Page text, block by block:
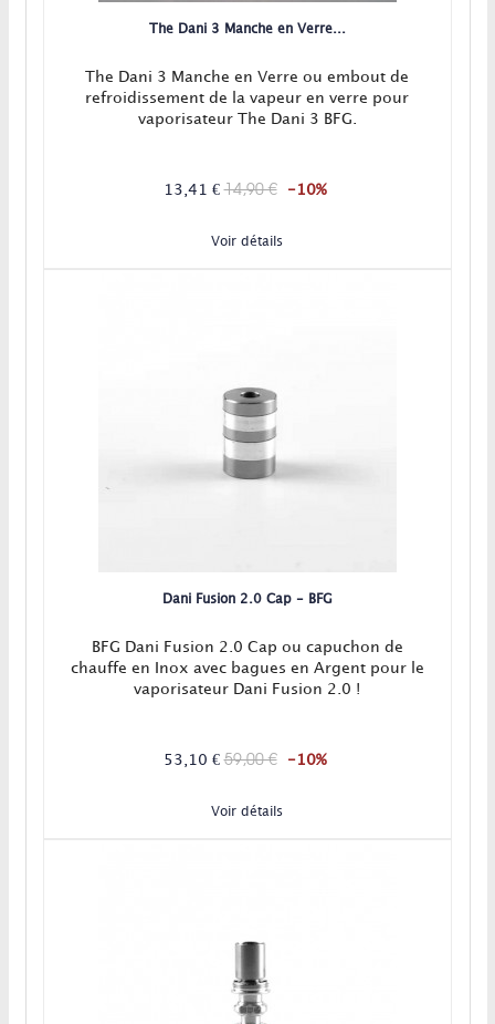
The Dani 3 Manche en Verre...
The Dani 3 Manche en Verre ou embout de
refroidissement de la vapeur en verre pour
vaporisateur The Dani 3 BFG.
13,41 €14,90 € -10%
Voir détails
Dani Fusion 2.0 Cap - BFG
BFG Dani Fusion 2.0 Cap ou capuchon de
chauffe en Inox avec bagues en Argent pour le
vaporisateur Dani Fusion 2.0 !
53,10 €59,00 € -10%
Voir détails